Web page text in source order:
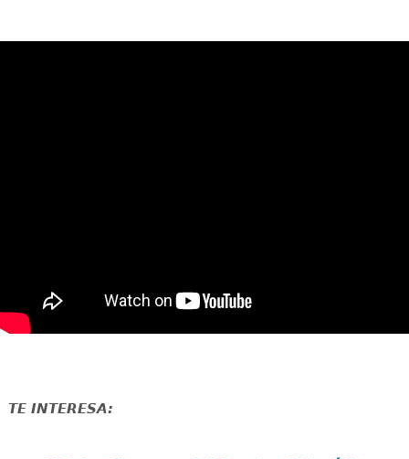
TE INTERESA: